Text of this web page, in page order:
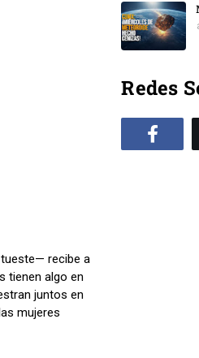
tueste— recibe a
tienen algo en
juntos en
mujeres
Redes